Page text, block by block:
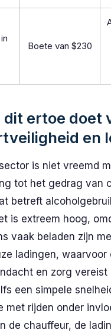
Boete van $230
dit ertoe doet
en
is niet vreemd
tot het gedrag van
betreft
is extreem hoog,
vaak beladen zijn
ladingen, waarvoor
en zorg vereist
een simpele
met rijden onder
de chauffeur, de